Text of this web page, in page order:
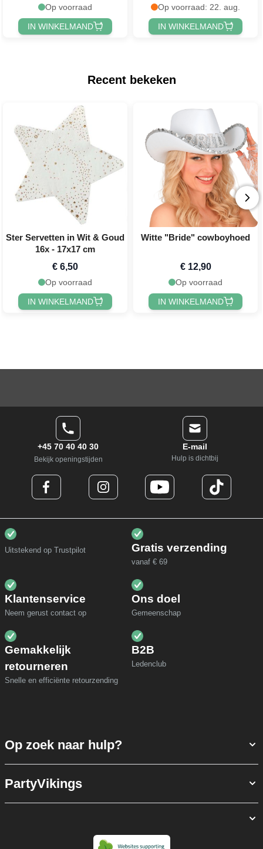
Op voorraad
IN WINKELMAND
Op voorraad: 22. aug.
IN WINKELMAND
Recent bekeken
Ster Servetten in Wit & Goud
16x - 17x17 cm
€ 6,50
Op voorraad
IN WINKELMAND
Witte "Bride" cowboyhoed
€ 12,90
Op voorraad
IN WINKELMAND
+45 70 40 40 30
Bekijk openingstijden
E-mail
Hulp is dichtbij
Uitstekend op Trustpilot Gratis verzending
vanaf € 69
Klantenservice
Neem gerust contact op
Ons doel
Gemeenschap
Gemakkelijk
retourneren
Snelle en efficiënte retourzending
B2B
Ledenclub
Op zoek naar hulp?
PartyVikings